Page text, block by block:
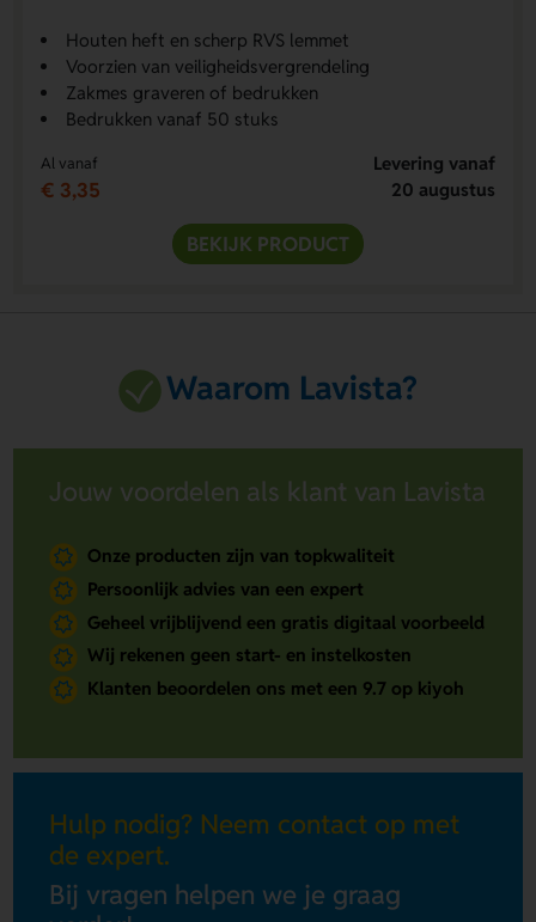
Houten heft en scherp RVS lemmet
Voorzien van veiligheidsvergrendeling
Zakmes graveren of bedrukken
Bedrukken vanaf 50 stuks
Al vanaf
€ 3,35
Levering vanaf
20 augustus
BEKIJK PRODUCT
Waarom Lavista?
Jouw voordelen als klant van Lavista
Onze producten zijn van topkwaliteit
Persoonlijk advies van een expert
Geheel vrijblijvend een gratis digitaal voorbeeld
Wij rekenen geen start- en instelkosten
Klanten beoordelen ons met een 9.7 op kiyoh
Hulp nodig? Neem contact op met
de expert.
Bij vragen helpen we je graag